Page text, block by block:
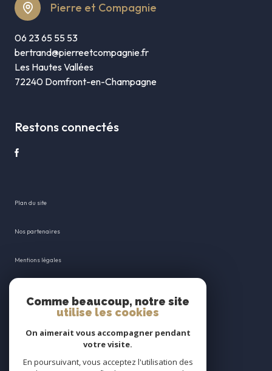
Pierre et Compagnie
06 23 65 55 53
bertrand@pierreetcompagnie.fr
Les Hautes Vallées
72240 Domfront-en-Champagne
Restons connectés
plan du site
nos partenaires
mentions légales
nos honoraires
Comme beaucoup, notre site
utilise les cookies
On aimerait vous accompagner pendant
votre visite.
En poursuivant, vous acceptez l'utilisation des